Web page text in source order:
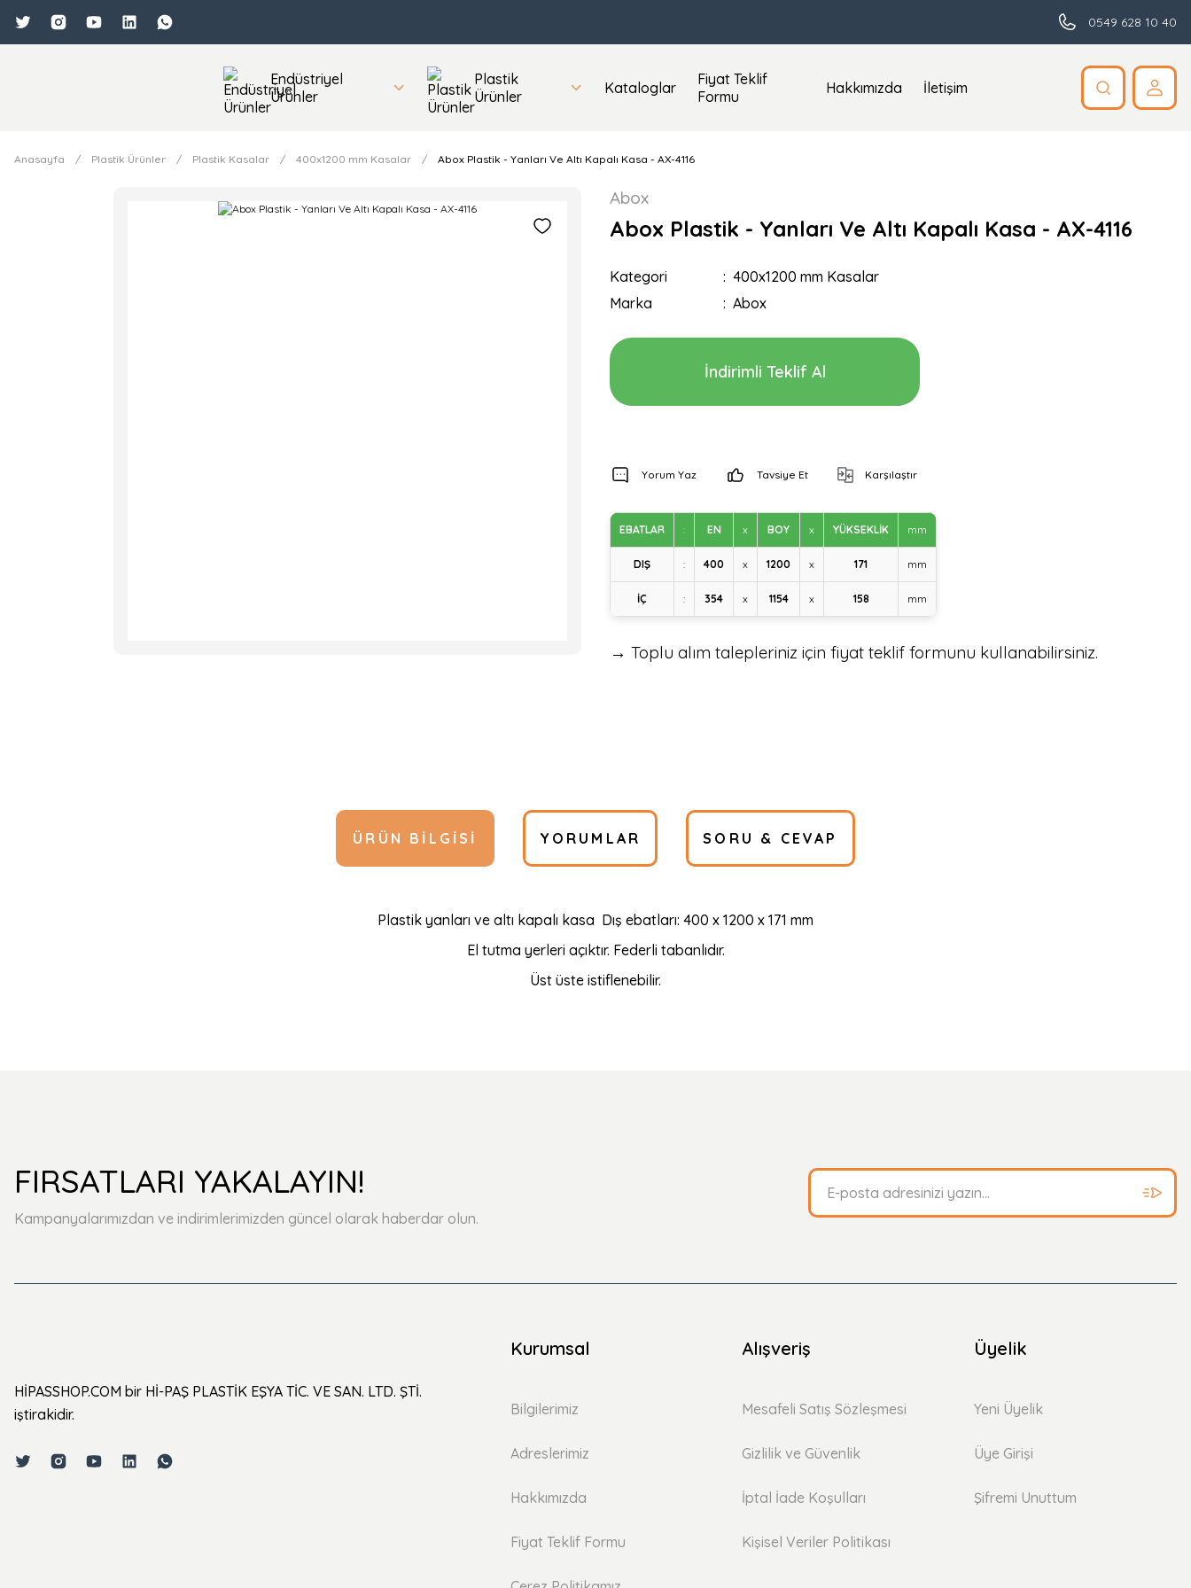
0549 628 10 40
Endüstriyel
Ürünler
Plastik
Ürünler
Kataloglar
Fiyat Teklif
Formu
Hakkımızda İletişim
Anasayfa Plastik Ürünler Plastik Kasalar 400x1200 mm Kasalar Abox Plastik - Yanları Ve Altı Kapalı Kasa - AX-4116
Abox
Abox Plastik - Yanları Ve Altı Kapalı Kasa - AX-4116
Kategori
400x1200 mm Kasalar
Marka
Abox
İndirimli Teklif Al
Yorum Yaz Tavsiye Et Karşılaştır
EBATLAR : EN x BOY x YÜKSEKLİK mm
DIŞ : 400 x 1200 x 171 mm
İÇ : 354 x 1154 x 158 mm
→ Toplu alım talepleriniz için fiyat teklif formunu kullanabilirsiniz.
ÜRÜN BILGISI YORUMLAR SORU & CEVAP
Plastik yanları ve altı kapalı kasa Dış ebatları: 400 x 1200 x 171 mm
El tutma yerleri açıktır. Federli tabanlıdır.
Üst üste istiflenebilir.
FIRSATLARI YAKALAYIN!
Kampanyalarımızdan ve indirimlerimizden güncel olarak haberdar olun.
HİPASSHOP.COM bir Hİ-PAŞ PLASTİK EŞYA TİC. VE SAN. LTD. ŞTİ.
iştirakidir.
Kurumsal
Bilgilerimiz
Adreslerimiz
Hakkımızda
Fiyat Teklif Formu
Alışveriş
Mesafeli Satış Sözleşmesi
Gizlilik ve Güvenlik
İptal İade Koşulları
Kişisel Veriler Politikası
Üyelik
Yeni Üyelik
Üye Girişi
Şifremi Unuttum